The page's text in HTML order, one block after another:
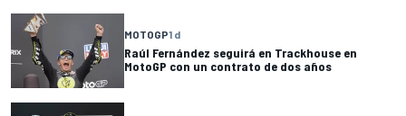
MOTOGP1 d
Raúl Fernández seguirá en Trackhouse en
MotoGP con un contrato de dos años